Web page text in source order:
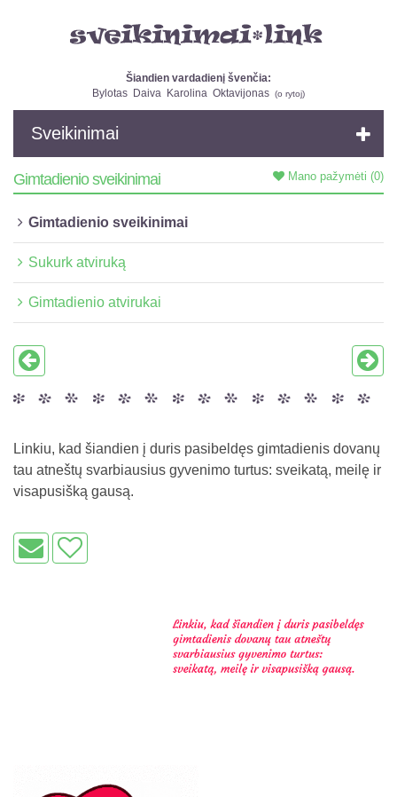
Šiandien vardadienį švenčia:
Bylotas Daiva Karolina Oktavijonas (o rytoj)
Sveikinimai
Mano pažymėti (0)
Gimtadienio sveikinimai
Gimtadienio sveikinimai
Sukurk atviruką
Gimtadienio atvirukai
Linkiu, kad šiandien į duris pasibeldęs gimtadienis dovanų
tau atneštų svarbiausius gyvenimo turtus: sveikatą, meilę ir
visapusišką gausą.